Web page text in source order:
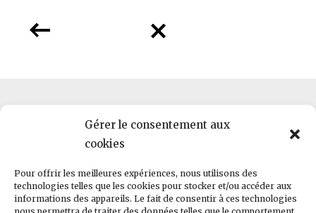
Gérer le consentement aux
cookies
Pour offrir les meilleures expériences, nous utilisons des
technologies telles que les cookies pour stocker et/ou accéder aux
informations des appareils. Le fait de consentir à ces technologies
HWLab · 2, rue Pierre et Marie Curie · F-56000 · Vannes ·
hello@helloworld.bzh